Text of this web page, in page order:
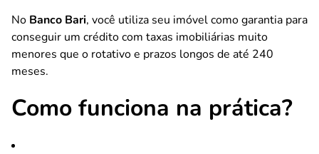
No Banco Bari, você utiliza seu imóvel como garantia para
conseguir um crédito com taxas imobiliárias muito
menores que o rotativo e prazos longos de até 240
meses.
Como funciona na prática?